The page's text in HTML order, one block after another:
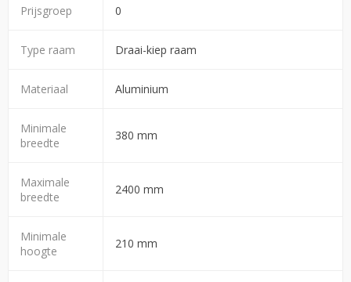
Prijsgroep 0
Type raam Draai-kiep raam
Materiaal Aluminium
Minimale
breedte
380 mm
Maximale
breedte
2400 mm
Minimale
hoogte
210 mm